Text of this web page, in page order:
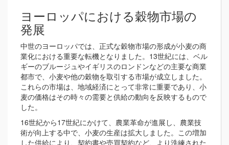
ヨーロッパにおける穀物市場の
発展
中世のヨーロッパでは、正式な穀物市場の形成が小麦の商
業化における重要な転機となりました。13世紀には、ベル
ギーのブルージュやイギリスのロンドンなどの主要な商業
都市で、小麦や他の穀物を取引する市場が成立しました。
これらの市場は、地域経済にとって非常に重要であり、小
麦の価格はその時々の需要と供給の動向を反映するもので
した。
16世紀から17世紀にかけて、農業革命が進展し、農業技
術が向上する中で、小麦の生産は拡大しました。この増加
した供給により、契約書や売買契約など、より洗練された